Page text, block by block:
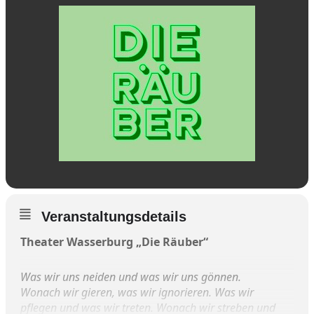
Veranstaltungsdetails
Theater Wasserburg „Die Räuber“
Was wir uns neiden und was wir uns gönnen.
Wonach wir gieren, was wir ignorieren. Was wir
pflegen und was wir treten. Wonach wir streben und